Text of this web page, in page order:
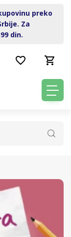
preko
Za
din.